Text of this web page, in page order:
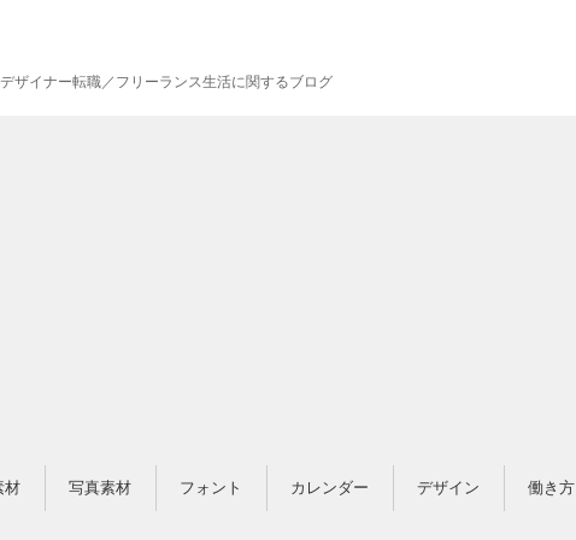
ザイナー転職／フリーランス生活に関するブログ
材 写真素材 フォント カレンダー デザイン 働き方